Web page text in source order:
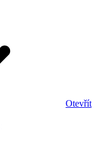
Otevřít